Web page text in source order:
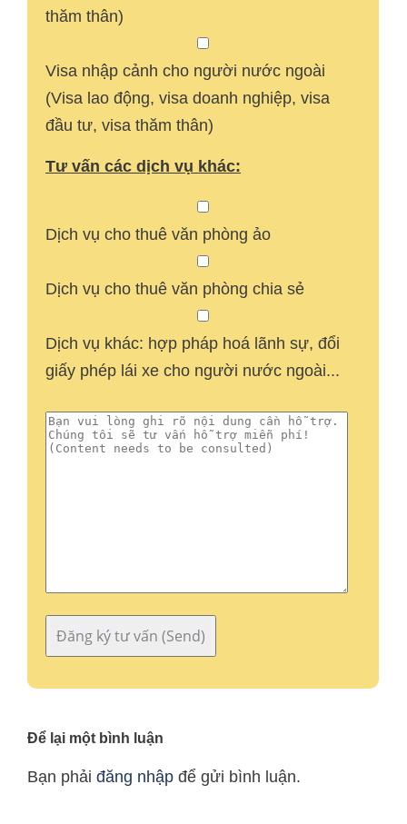
thăm thân)
Visa nhập cảnh cho người nước ngoài
(Visa lao động, visa doanh nghiệp, visa
đầu tư, visa thăm thân)
Tư vấn các dịch vụ khác:
Dịch vụ cho thuê văn phòng ảo
Dịch vụ cho thuê văn phòng chia sẻ
Dịch vụ khác: hợp pháp hoá lãnh sự, đổi
giấy phép lái xe cho người nước ngoài...
Để lại một bình luận
Bạn phải đăng nhập để gửi bình luận.